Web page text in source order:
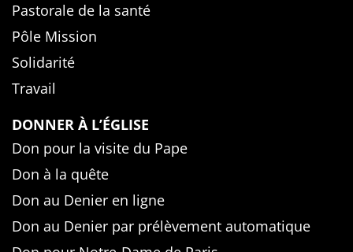
Pastorale de la santé
Pôle Mission
Solidarité
Travail
DONNER À L’ÉGLISE
Don pour la visite du Pape
Don à la quête
Don au Denier en ligne
Don au Denier par prélèvement automatique